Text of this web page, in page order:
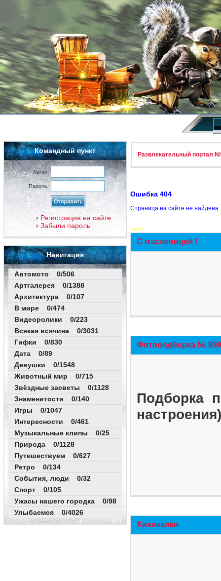
Командный пункт
Логин:
Пароль:
Регистрация на сайте
Забыли пароль
Навигация
Автомото 0/506
Артгалерея 0/1388
Архитектура 0/107
В мире 0/474
Видеоролики 0/223
Всякая всячина 0/3031
Гифки 0/830
Дата 0/89
Девушки 0/1548
Животный мир 0/715
Звёздные засветы 0/1128
Знаменитости 0/140
Игры 0/1047
Интересности 0/461
Музыкальные клипы 0/25
Природа 0/1128
Путешествуем 0/627
Ретро 0/134
События, люди 0/32
Спорт 0/105
Ужасы нашего городка 0/98
Улыбаемся 0/4026
Развлекательный портал
Ошибка 404
Страница на сайте не
New!
С масленицей !
Фотоподборка №
Подборка
Хихикалки